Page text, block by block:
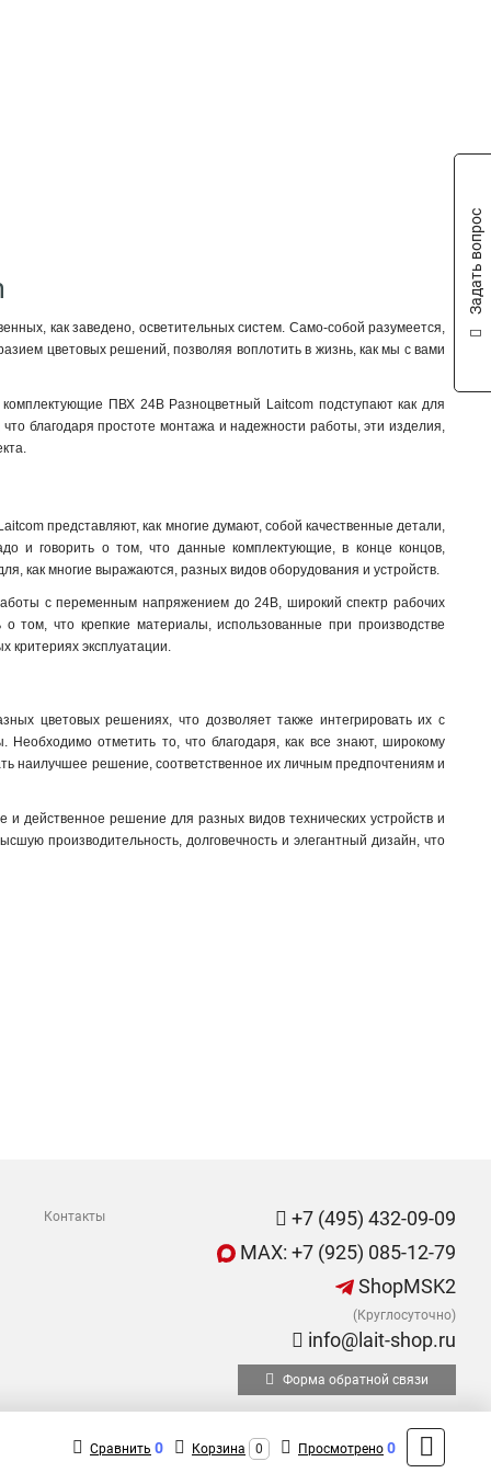
как заведено, осветительных систем. Само-собой разумеется,
цветовых решений, позволяя воплотить в жизнь, как мы с вами
ПВХ 24В Разноцветный Laitcom подступают как для
благодаря простоте монтажа и надежности работы, эти изделия,
представляют, как многие думают, собой качественные детали,
и говорить о том, что данные комплектующие, в конце концов,
как многие выражаются, разных видов оборудования и устройств.
с переменным напряжением до 24В, широкий спектр рабочих
том, что крепкие материалы, использованные при производстве
критериях эксплуатации.
цветовых решениях, что дозволяет также интегрировать их с
Необходимо отметить то, что благодаря, как все знают, широкому
наилучшее решение, соответственное их личным предпочтениям и
действенное решение для разных видов технических устройств и
производительность, долговечность и элегантный дизайн, что
Контакты
+7 (495) 432-09-09
MAX: +7 (925) 085-12-79
ShopMSK2
(Круглосуточно)
info@lait-shop.ru
Форма обратной связи
Сравнить 0 Корзина 0 Просмотрено 0
Задать вопрос